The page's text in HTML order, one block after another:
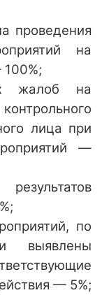
проведения
на
жалоб на
лица при
—
по
выявлены
— 5%;